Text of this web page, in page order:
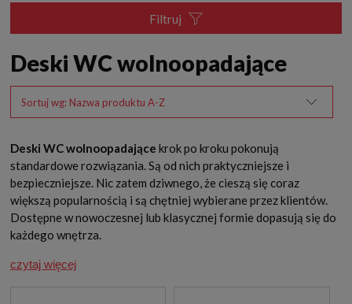
Filtruj
Deski WC wolnoopadające
Sortuj wg: Nazwa produktu A-Z
Deski WC wolnoopadające krok po kroku pokonują
standardowe rozwiązania. Są od nich praktyczniejsze i
bezpieczniejsze. Nic zatem dziwnego, że cieszą się coraz
większą popularnością i są chętniej wybierane przez klientów.
Dostępne w nowoczesnej lub klasycznej formie dopasują się do
każdego wnętrza.
czytaj więcej